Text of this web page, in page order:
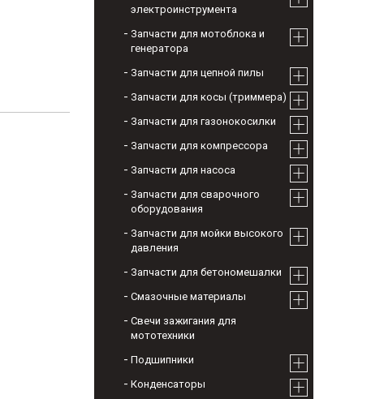
электроинструмента
Запчасти для мотоблока и
генератора
Запчасти для цепной пилы
Запчасти для косы (триммера)
Запчасти для газонокосилки
Запчасти для компрессора
Запчасти для насоса
Запчасти для сварочного
оборудования
Запчасти для мойки высокого
давления
Запчасти для бетономешалки
Смазочные материалы
Свечи зажигания для
мототехники
Подшипники
Конденсаторы